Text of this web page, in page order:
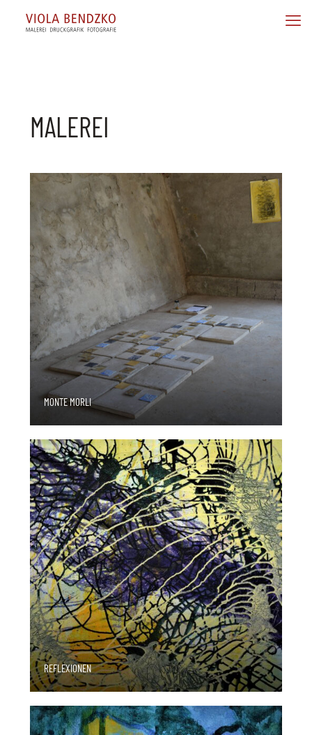
MALEREI
MONTE MORLI
REFLEXIONEN